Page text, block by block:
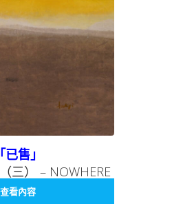
「已售」
三） – NOWHERE
無處系列 009
查看內容